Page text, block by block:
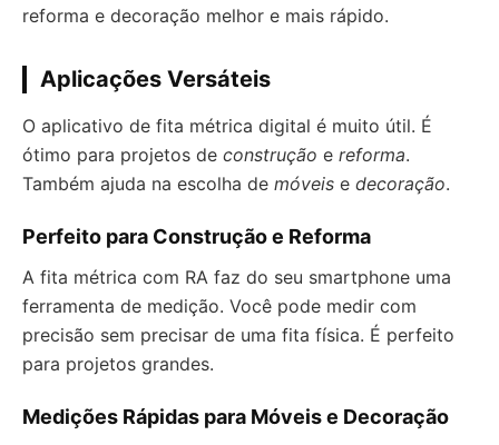
reforma e decoração melhor e mais rápido.
Aplicações Versáteis
O aplicativo de fita métrica digital é muito útil. É
ótimo para projetos de construção e reforma.
Também ajuda na escolha de móveis e decoração.
Perfeito para Construção e Reforma
A fita métrica com RA faz do seu smartphone uma
ferramenta de medição. Você pode medir com
precisão sem precisar de uma fita física. É perfeito
para projetos grandes.
Medições Rápidas para Móveis e Decoração